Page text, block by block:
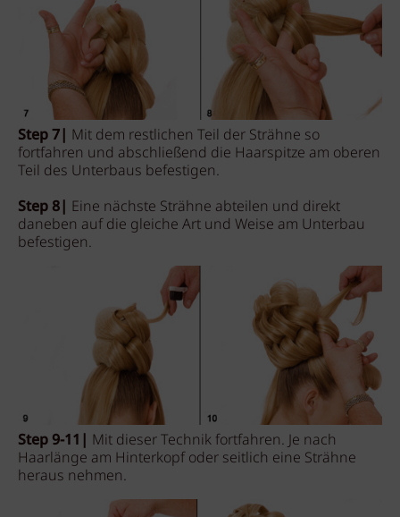
Step 7| Mit dem restlichen Teil der Strähne so
fortfahren und abschließend die Haarspitze am oberen
Teil des Unterbaus befestigen.
Step 8| Eine nächste Strähne abteilen und direkt
daneben auf die gleiche Art und Weise am Unterbau
befestigen.
Step 9-11| Mit dieser Technik fortfahren. Je nach
Haarlänge am Hinterkopf oder seitlich eine Strähne
heraus nehmen.